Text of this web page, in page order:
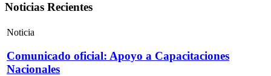
Noticias Recientes
Noticia
Comunicado oficial: Apoyo a Capacitaciones
Nacionales